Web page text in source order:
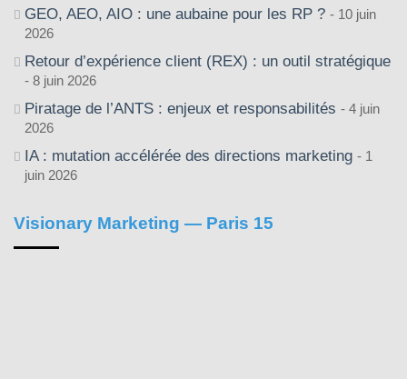
GEO, AEO, AIO : une aubaine pour les RP ?
10 juin
2026
Retour d’expérience client (REX) : un outil stratégique
8 juin 2026
Piratage de l’ANTS : enjeux et responsabilités
4 juin
2026
IA : mutation accélérée des directions marketing
1
juin 2026
Visionary Marketing — Paris 15